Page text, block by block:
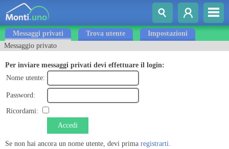
Messaggi privati Trova utente
Impostazioni
Messaggio privato
Per inviare messaggi privati devi effettuare il login:
Nome utente:
Password:
Ricordami:
Accedi
Se non hai ancora un nome utente, devi prima registrarti.